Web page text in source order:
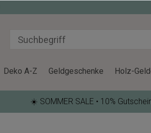
Deko A-Z Geldgeschenke Holz-
☀️ SOMMER SALE • 10%